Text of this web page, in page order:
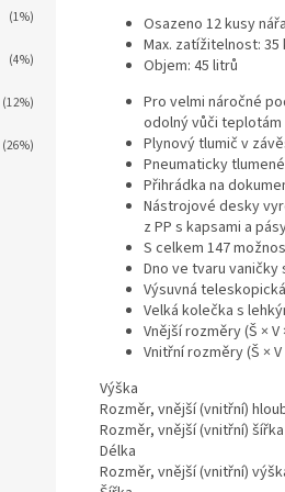
(1%)
(4%)
(12%)
(26%)
Osazeno 12 kusy
Max. zatížitelnost: 35
Objem: 45 litrů
Pro velmi náročné
odolný vůči teplotám
Plynový tlumič v
Pneumaticky
Přihrádka na
Nástrojové desky
z PP s kapsami a
S celkem 147
Dno ve tvaru
Výsuvná
Velká kolečka s
Vnější rozměry (Š × V
Vnitřní rozměry (Š × V
Výška
Rozměr, vnější (vnitřní)
Rozměr, vnější (vnitřní) šířka
Délka
Rozměr, vnější (vnitřní)